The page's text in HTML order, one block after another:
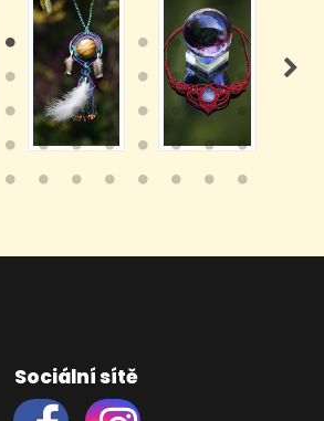
Sociální sítě